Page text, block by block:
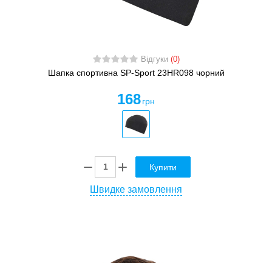
Відгуки (0)
Шапка спортивна SP-Sport 23HR098 чорний
168 грн
Купити
Швидке замовлення